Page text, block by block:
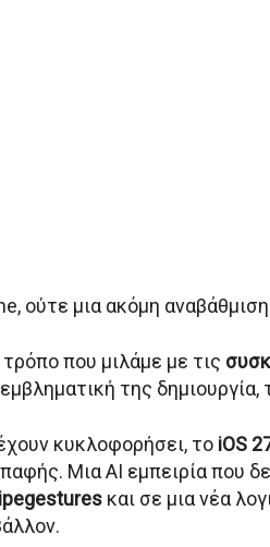
ούτε μια ακόμη
που μιλάμε με τις
της δημιουργία,
κυκλοφορήσει, το iOS
Μια AI εμπειρία που
και σε μια νέα